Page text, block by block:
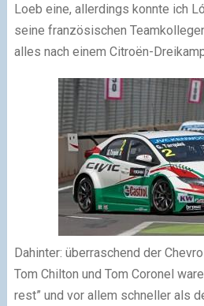
Loeb eine, allerdings konnte ich
seine französischen
alles nach einem Citroën-
Dahinter: überraschend der
Tom Chilton und Tom Coronel
rest” und vor allem schneller als